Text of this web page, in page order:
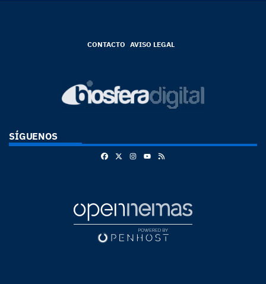
CONTACTO AVISO LEGAL
SÍGUENOS
FacebookInstagram